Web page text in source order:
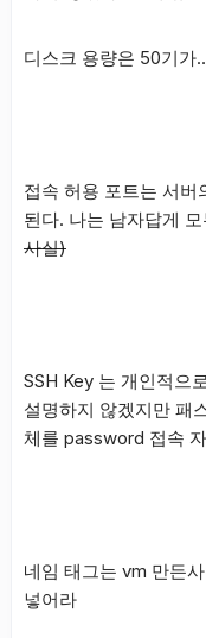
디스크 용량은 50기
접속 허용 포트는 서
된다. 나는 남자답게
사실)
SSH Key 는 개인적으
설명하지 않겠지만 패
체를 password 접속
네임 태그는 vm 만든
넣어라